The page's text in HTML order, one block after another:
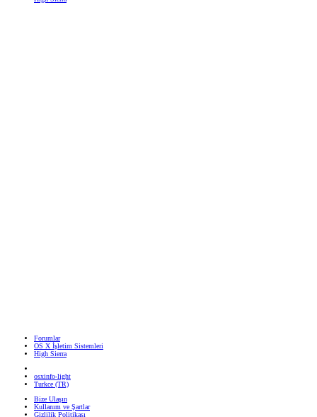
Forumlar
OS X İşletim Sistemleri
High Sierra
osxinfo-light
Turkce (TR)
Bize Ulaşın
Kullanım ve Şartlar
Gizlilik Politikası